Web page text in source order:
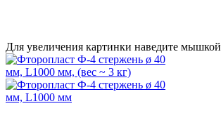
Для увеличения картинки наведите мышкой